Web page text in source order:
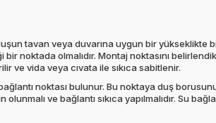
tavan veya duvarına uygun bir yükseklikte
noktada olmalıdır. Montaj noktasını
ve vida veya cıvata ile sıkıca sabitlenir.
noktası bulunur. Bu noktaya duş
ve bağlantı sıkıca yapılmalıdır. Su